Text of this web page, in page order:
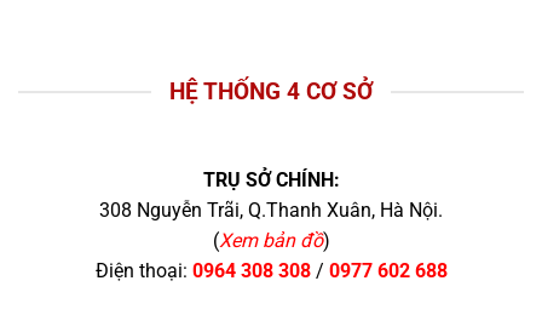
HỆ THỐNG 4 CƠ SỞ
TRỤ SỞ CHÍNH:
308 Nguyễn Trãi, Q.Thanh Xuân, Hà Nội.
(Xem bản đồ)
Điện thoại: 0964 308 308/ 0977 602 688